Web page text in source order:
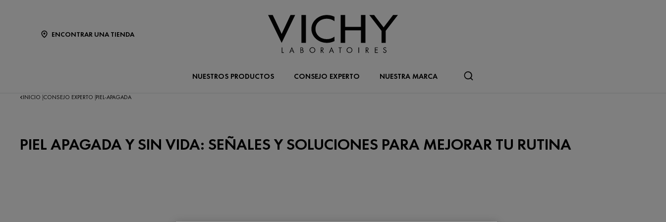
ENCONTRAR UNA TIENDA
NUESTROS PRODUCTOS CONSEJO EXPERTO NUESTRA MARCA
INICIO CONSEJO EXPERTO PIEL-APAGADA
PIEL APAGADA Y SIN VIDA: SEÑALES Y SOLUCIONES PARA MEJORAR TU RUTINA